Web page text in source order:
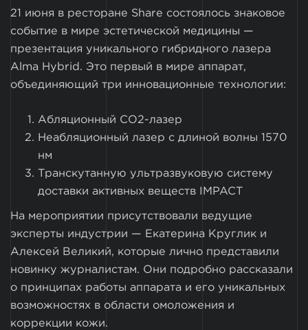
21 июня в ресторане Share состоялось знаковое
событие в мире эстетической медицины —
презентация уникального гибридного лазера
Alma Hybrid. Это первый в мире аппарат,
объединяющий три инновационные технологии:
Абляционный CO2-лазер
Неабляционный лазер с длиной волны 1570
нм
Транскутанную ультразвуковую систему
доставки активных веществ IMPACT
На мероприятии присутствовали ведущие
эксперты индустрии — Екатерина Круглик и
Алексей Великий, которые лично представили
новинку журналистам. Они подробно рассказали
о принципах работы аппарата и его уникальных
возможностях в области омоложения и
коррекции кожи.